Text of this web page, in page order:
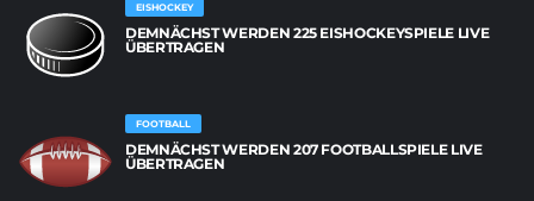
EISHOCKEY
DEMNÄCHST WERDEN 225 EISHOCKEYSPIELE LIVE
ÜBERTRAGEN
FOOTBALL
DEMNÄCHST WERDEN 207 FOOTBALLSPIELE LIVE
ÜBERTRAGEN